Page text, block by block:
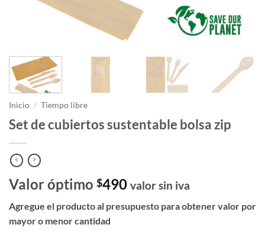
Inicio / Tiempo libre
Set de cubiertos sustentable bolsa zip
Valor óptimo $490 valor sin iva
Agregue el producto al presupuesto para obtener valor por
mayor o menor cantidad